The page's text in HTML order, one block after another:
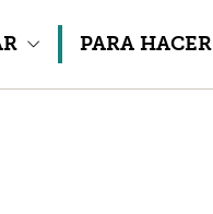
PARA HACER